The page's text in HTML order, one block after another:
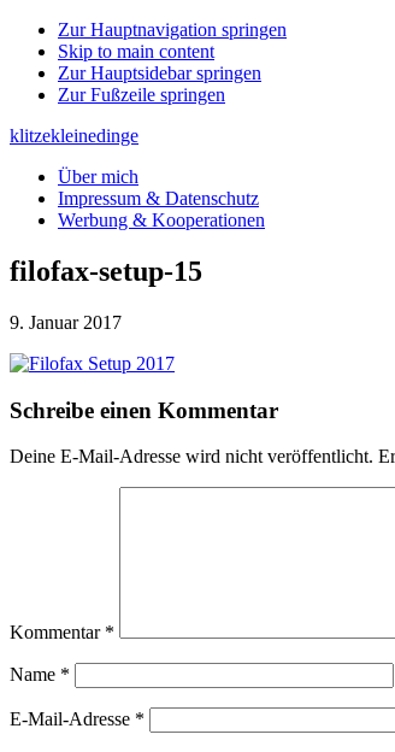
Zur Hauptnavigation springen
Skip to main content
Zur Hauptsidebar springen
Zur Fußzeile springen
klitzekleinedinge
Über mich
Impressum & Datenschutz
Werbung & Kooperationen
filofax-setup-15
9. Januar 2017
Leser-
Schreibe einen Kommentar
Deine E-Mail-Adresse wird nicht veröffentlicht.
Kommentar *
Name *
E-Mail-Adresse *